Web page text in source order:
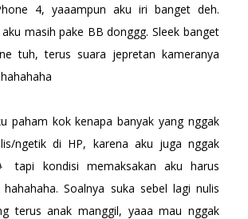
4, yaaampun aku iri banget deh.
masih pake BB donggg. Sleek banget
tuh, terus suara jepretan kameranya
paham kok kenapa banyak yang nggak
ngetik di HP, karena aku juga nggak
tapi kondisi memaksakan aku harus
hahahaha. Soalnya suka sebel lagi nulis
terus anak manggil, yaaa mau nggak